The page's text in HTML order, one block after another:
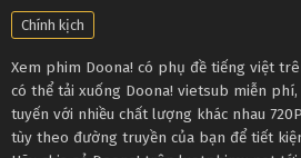
Chính kịch
Xem phim Doona! có phụ đề tiếng việt
có thể tải xuống Doona! vietsub miễn
tuyến với nhiều chất lượng khác nhau
tùy theo đường truyền của bạn để tiết